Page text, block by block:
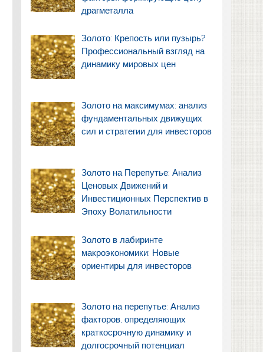
драгметалла
Золото: Крепость или пузырь?
Профессиональный взгляд на
динамику мировых цен
Золото на максимумах: анализ
фундаментальных движущих
сил и стратегии для инвесторов
Золото на Перепутье: Анализ
Ценовых Движений и
Инвестиционных Перспектив в
Эпоху Волатильности
Золото в лабиринте
макроэкономики: Новые
ориентиры для инвесторов
Золото на перепутье: Анализ
факторов, определяющих
краткосрочную динамику и
долгосрочный потенциал